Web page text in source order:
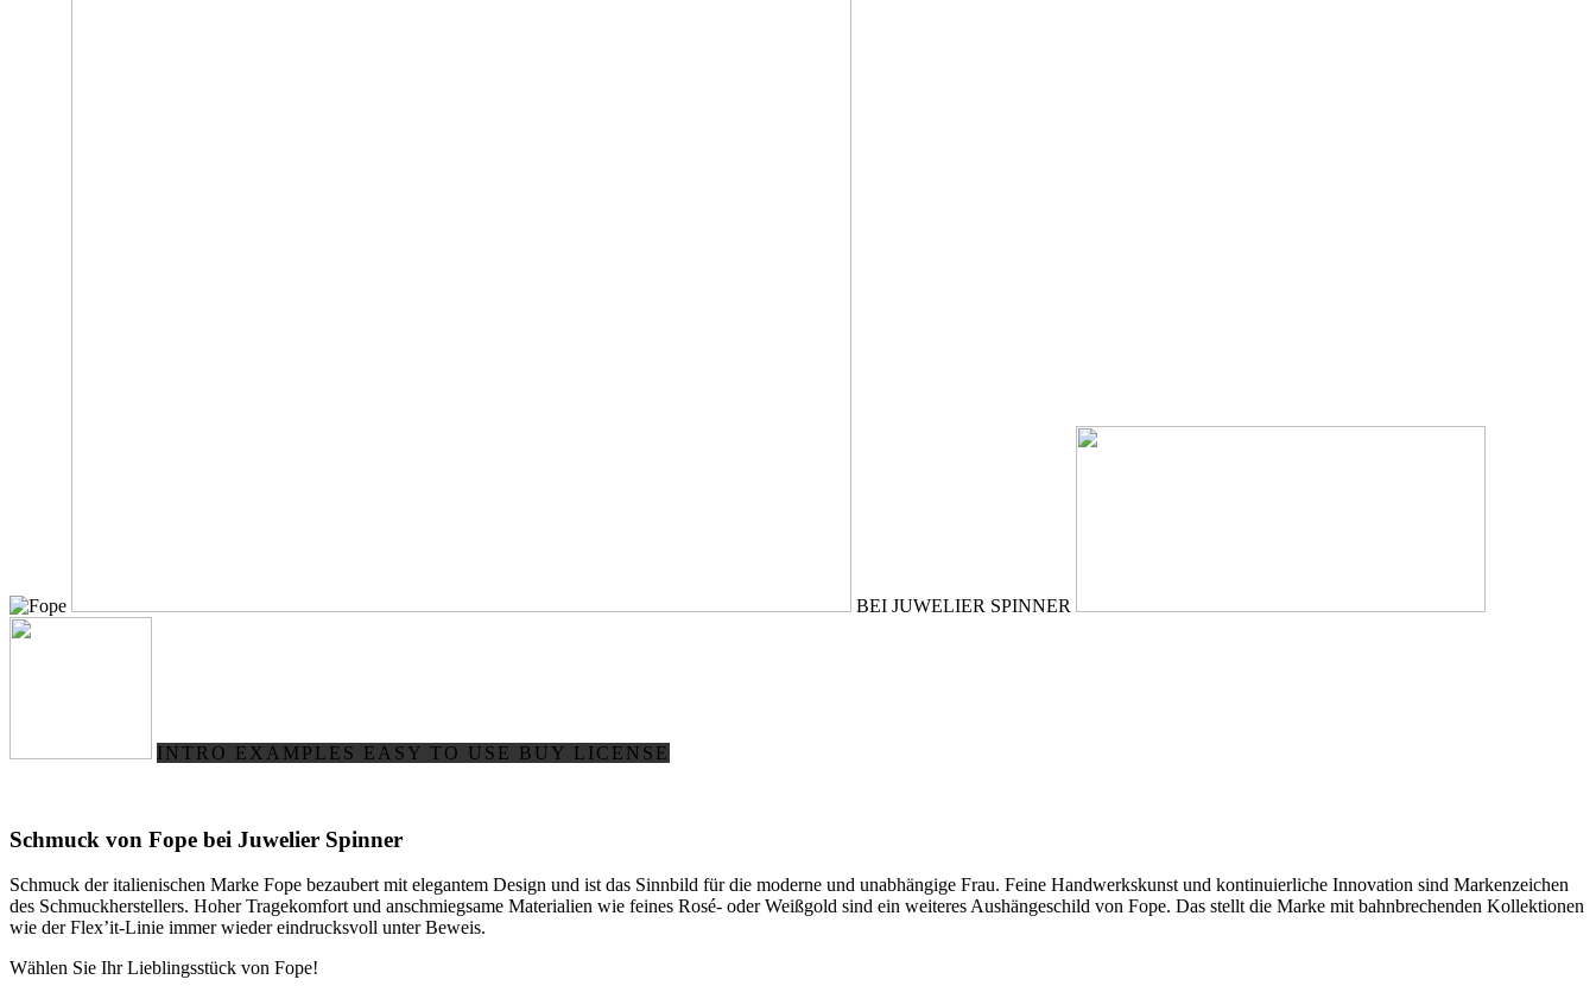
BEI JUWELIER SPINNER
INTRO EXAMPLES EASY TO USE BUY LICENSE
Schmuck von Fope bei Juwelier Spinner
Schmuck der italienischen Marke Fope bezaubert mit elegantem Design und ist das Sinnbild für die moderne und unabhängige Frau. Feine Handwerkskunst und kontinuierliche Innovation sind Markenzeichen
des Schmuckherstellers. Hoher Tragekomfort und anschmiegsame Materialien wie feines Rosé- oder Weißgold sind ein weiteres Aushängeschild von Fope. Das stellt die Marke mit bahnbrechenden Kollektionen
wie der Flex’it-Linie immer wieder eindrucksvoll unter Beweis.
Wählen Sie Ihr Lieblingsstück von Fope!